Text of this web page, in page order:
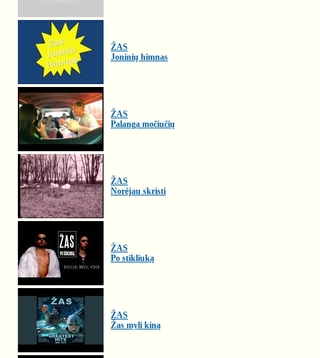
ŽAS
Joninių himnas
ŽAS
Palanga močiučių
ŽAS
Norėjau skristi
ŽAS
Po stikliuką
ŽAS
Žas myli kiną